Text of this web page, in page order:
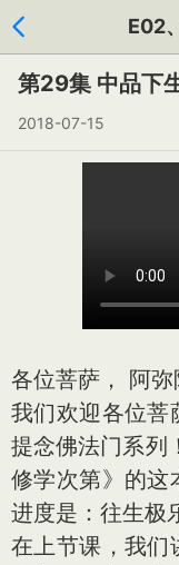
E02
第29集 中品下
2018-07-15
各位菩萨， 阿弥
我们欢迎各位菩
提念佛法门系列
修学次第》的这
进度是：往生极
在上节课，我们